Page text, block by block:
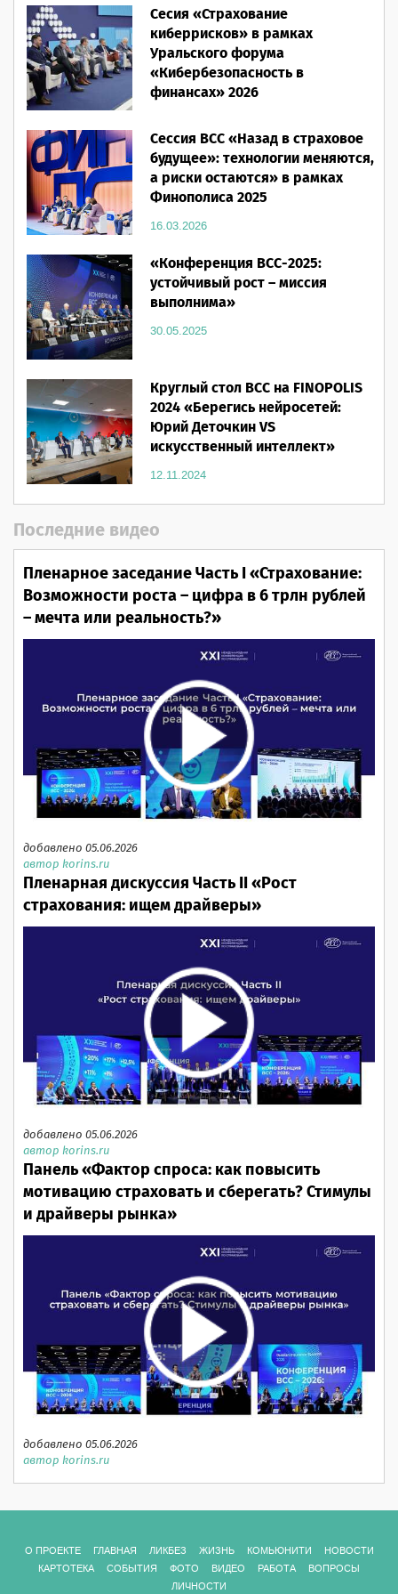
28.05.2026
Сесия «Страхование
киберрисков» в рамках
Уральского форума
«Кибербезопасность в
финансах» 2026
Сессия ВСС «Назад в страховое
будущее»: технологии меняются,
а риски остаются» в рамках
Финополиса 2025
16.03.2026
«Конференция ВСС-2025:
устойчивый рост – миссия
выполнима»
30.05.2025
Круглый стол ВСС на FINOPOLIS
2024 «Берегись нейросетей:
Юрий Деточкин VS
искусственный интеллект»
12.11.2024
Последние видео
Пленарное заседание Часть I «Страхование:
Возможности роста – цифра в 6 трлн рублей
– мечта или реальность?»
добавлено 05.06.2026
автор korins.ru
Пленарная дискуссия Часть II «Рост
страхования: ищем драйверы»
добавлено 05.06.2026
автор korins.ru
Панель «Фактор спроса: как повысить
мотивацию страховать и сберегать? Стимулы
и драйверы рынка»
добавлено 05.06.2026
автор korins.ru
О ПРОЕКТЕ ГЛАВНАЯ ЛИКБЕЗ ЖИЗНЬ КОМЬЮНИТИ
НОВОСТИ
КАРТОТЕКА
СОБЫТИЯ ФОТО ВИДЕО РАБОТА
ВОПРОСЫ
ЛИЧНОСТИ